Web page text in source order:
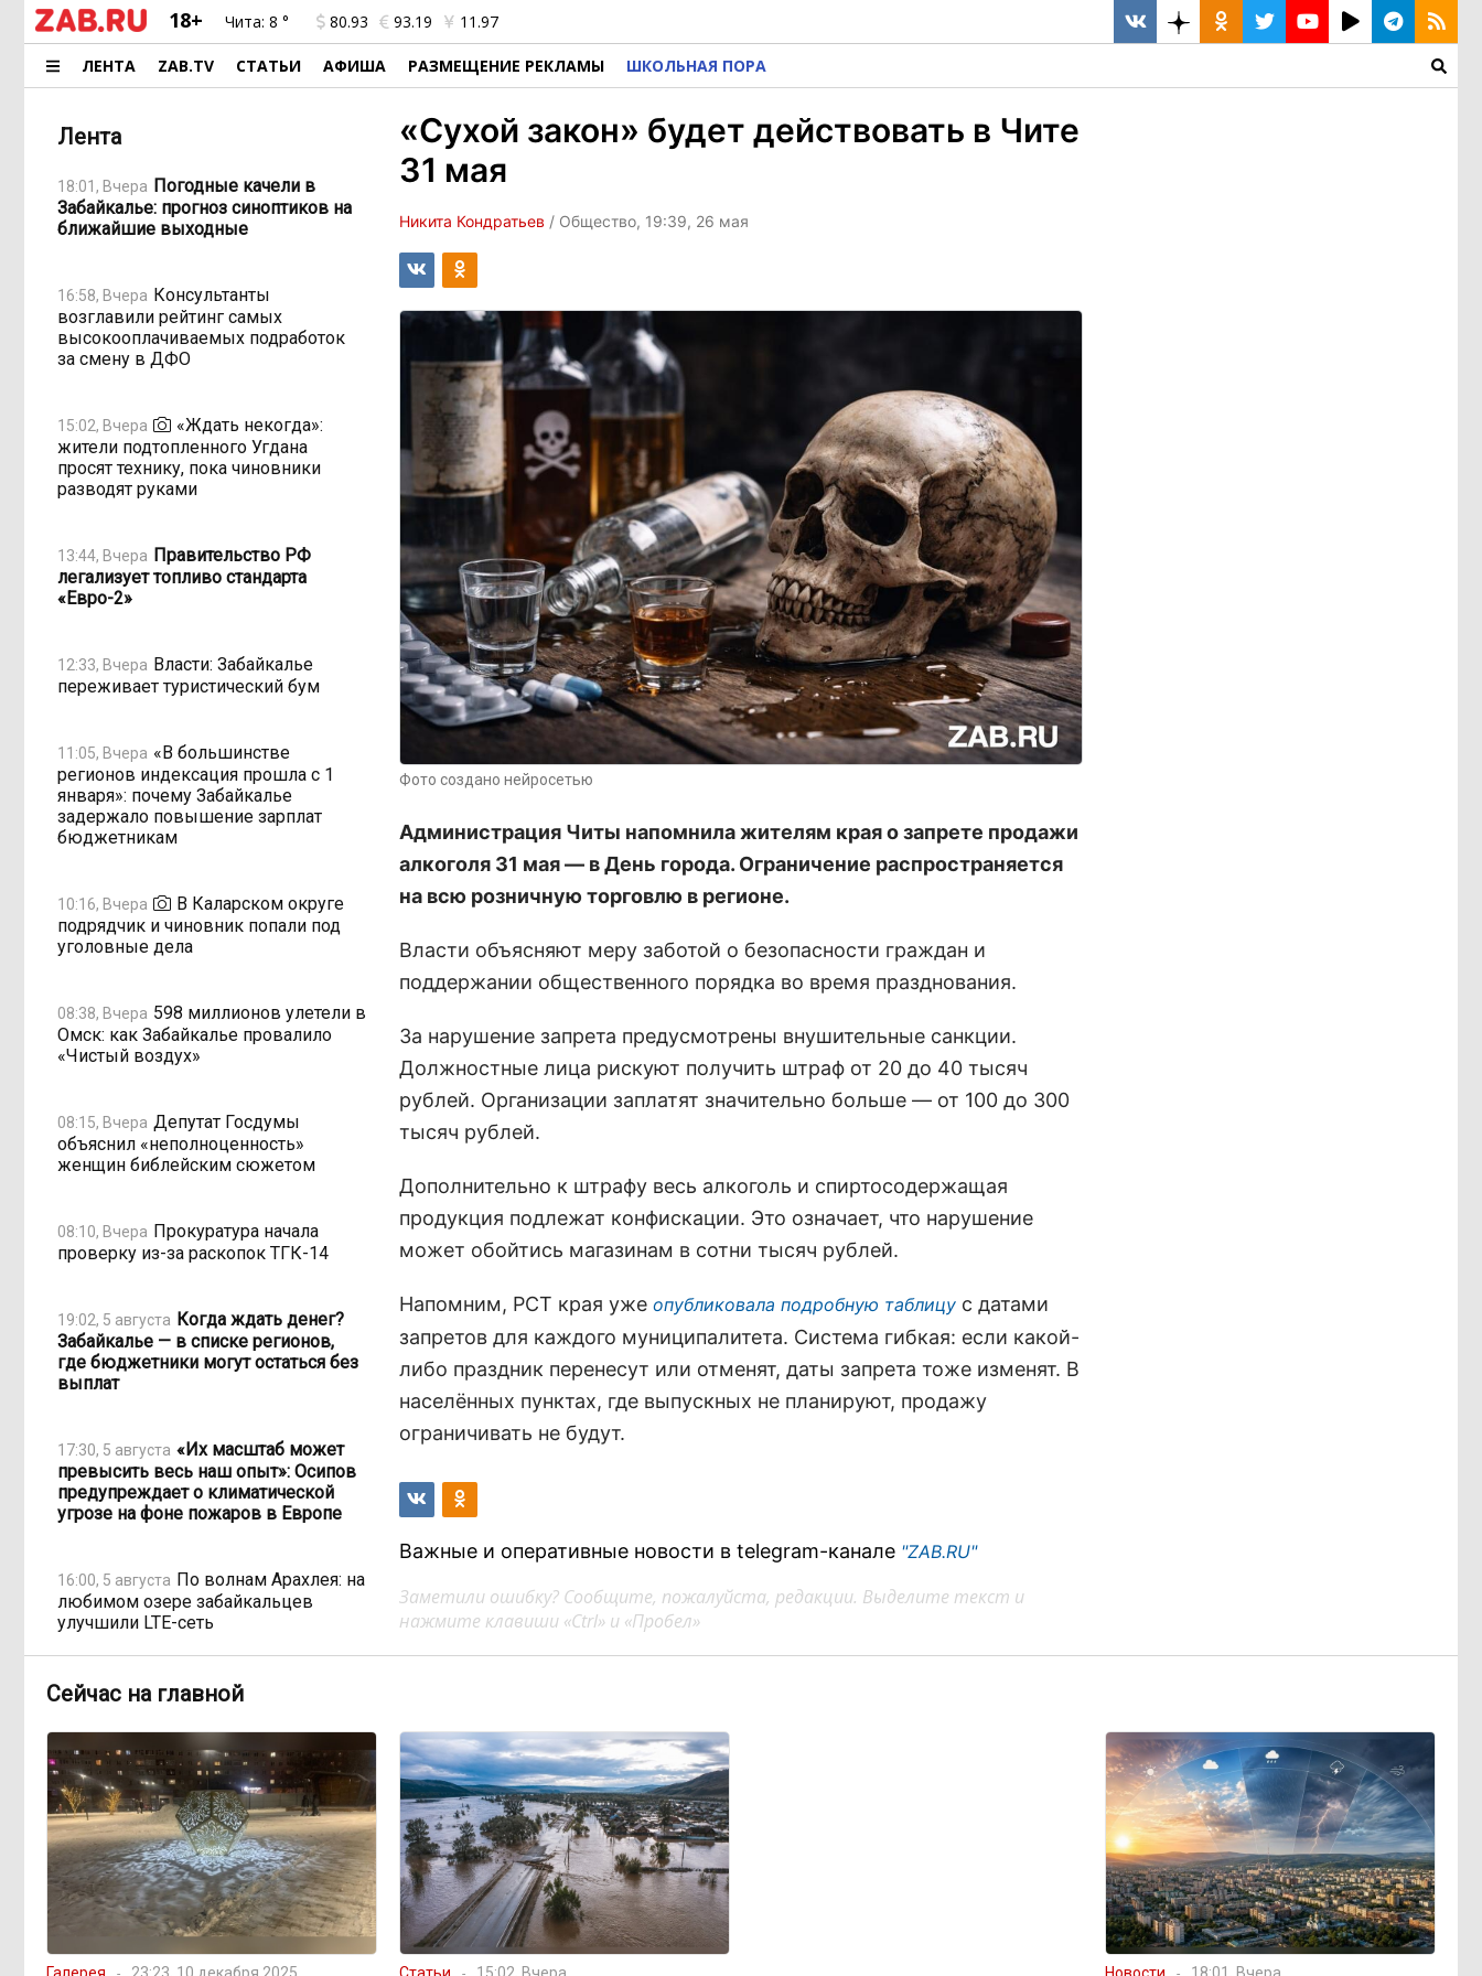
18+ Чита: 8 ° 80.93 93.19 11.97
ЛЕНТА ZAB.TV СТАТЬИ АФИША РАЗМЕЩЕНИЕ РЕКЛАМЫ ШКОЛЬНАЯ ПОРА
Лента
18:01, Вчера Погодные качели в
Забайкалье: прогноз синоптиков на
ближайшие выходные
16:58, Вчера Консультанты
возглавили рейтинг самых
высокооплачиваемых подработок
за смену в ДФО
15:02, Вчера
«Ждать некогда»:
жители подтопленного Угдана
просят технику, пока чиновники
разводят руками
13:44, Вчера Правительство РФ
легализует топливо стандарта
«Евро-2»
12:33, Вчера Власти: Забайкалье
переживает туристический бум
11:05, Вчера «В большинстве
регионов индексация прошла с 1
января»: почему Забайкалье
задержало повышение зарплат
бюджетникам
10:16, Вчера
В Каларском округе
подрядчик и чиновник попали под
уголовные дела
08:38, Вчера 598 миллионов улетели в
Омск: как Забайкалье провалило
«Чистый воздух»
08:15, Вчера Депутат Госдумы
объяснил «неполноценность»
женщин библейским сюжетом
08:10, Вчера Прокуратура начала
проверку из-за раскопок ТГК-14
19:02, 5 августа Когда ждать денег?
Забайкалье — в списке регионов,
где бюджетники могут остаться без
выплат
17:30, 5 августа «Их масштаб может
превысить весь наш опыт»: Осипов
предупреждает о климатической
угрозе на фоне пожаров в Европе
16:00, 5 августа По волнам Арахлея: на
любимом озере забайкальцев
улучшили LTE-сеть
12:33, 5 августа Путин подписал закон,
выдворения мигрантов
12:32, 5 августа Читинская
администрация хочет
отремонтировать кабинет за 6,8
миллиона: что скрывает смета?
11:47, 5 августа «Нефтемаркет»
отвечает: региональные власти
неточно изложили ситуацию с
«Сухой закон» будет действовать в Чите
31 мая
Никита Кондратьев / Общество, 19:39, 26 мая
Фото создано нейросетью
Администрация Читы напомнила жителям края о запрете продажи
алкоголя 31 мая — в День города. Ограничение распространяется
на всю розничную торговлю в регионе.
Власти объясняют меру заботой о безопасности граждан и
поддержании общественного порядка во время празднования.
За нарушение запрета предусмотрены внушительные санкции.
Должностные лица рискуют получить штраф от 20 до 40 тысяч
рублей. Организации заплатят значительно больше — от 100 до 300
тысяч рублей.
Дополнительно к штрафу весь алкоголь и спиртосодержащая
продукция подлежат конфискации. Это означает, что нарушение
может обойтись магазинам в сотни тысяч рублей.
Напомним, РСТ края уже опубликовала подробную таблицу с датами
запретов для каждого муниципалитета. Система гибкая: если какой-
либо праздник перенесут или отменят, даты запрета тоже изменят. В
населённых пунктах, где выпускных не планируют, продажу
ограничивать не будут.
Важные и оперативные новости в telegram-канале "ZAB.RU"
Заметили ошибку? Сообщите, пожалуйста, редакции. Выделите текст и
нажмите клавиши «Ctrl» и «Пробел»
Сейчас на главной